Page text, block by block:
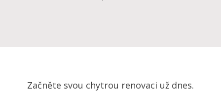
Začněte svou chytrou renovaci už dnes.